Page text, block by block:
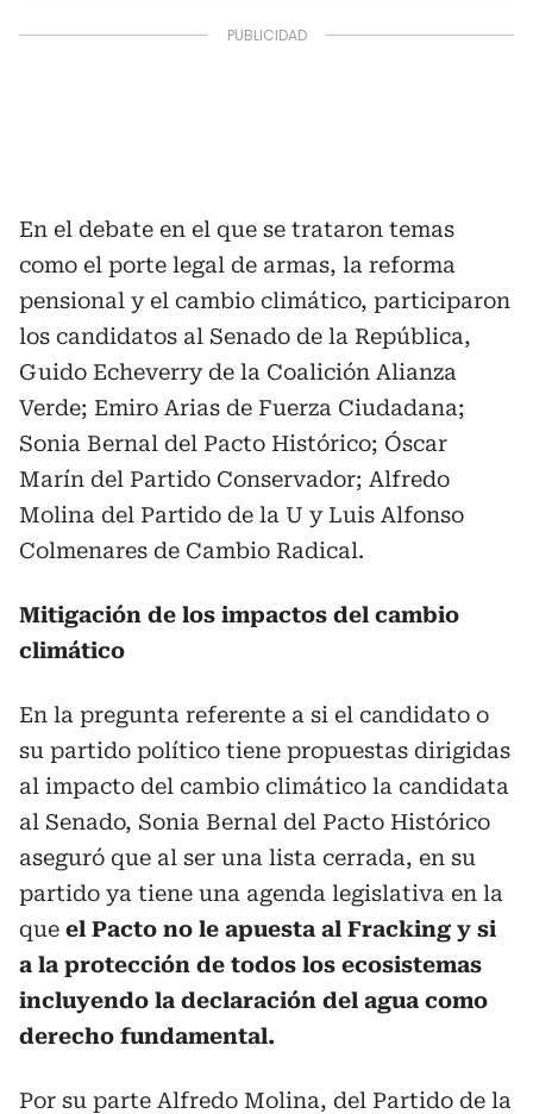
En el debate en el que se trataron temas
como el porte legal de armas, la reforma
pensional y el cambio climático, participaron
los candidatos al Senado de la República,
Guido Echeverry de la Coalición Alianza
Verde; Emiro Arias de Fuerza Ciudadana;
Sonia Bernal del Pacto Histórico; Óscar
Marín del Partido Conservador; Alfredo
Molina del Partido de la U y Luis Alfonso
Colmenares de Cambio Radical.
Mitigación de los impactos del cambio
climático
En la pregunta referente a si el candidato o
su partido político tiene propuestas dirigidas
al impacto del cambio climático la candidata
al Senado, Sonia Bernal del Pacto Histórico
aseguró que al ser una lista cerrada, en su
partido ya tiene una agenda legislativa en la
que el Pacto no le apuesta al Fracking y si
a la protección de todos los ecosistemas
incluyendo la declaración del agua como
derecho fundamental.
Por su parte Alfredo Molina, del Partido de la